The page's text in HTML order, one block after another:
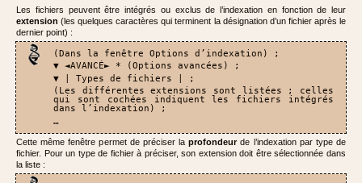
Les fichiers peuvent être intégrés ou exclus de l’indexation en fonction de leur
extension (les quelques caractères qui terminent la désignation d’un fichier après le
dernier point) :
(Dans la fenêtre Options d’indexation) ;
▼ ◄AVANCÉ► * (Options avancées) ;
▼ | Types de fichiers | ;
(Les différentes extensions sont listées ; celles
qui sont cochées indiquent les fichiers intégrés
dans l’indexation) ;
…
Cette même fenêtre permet de préciser laprofondeurde l’indexation par type de
fichier. Pour un type de fichier à préciser, son extension doit être sélectionnée dans
la liste :